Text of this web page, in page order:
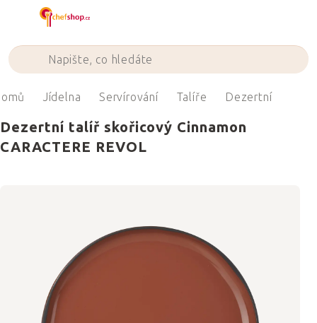
Jídelna Servírování Talíře Dezertní
Dezertní talíř skořicový Cinnamon
CARACTERE REVOL